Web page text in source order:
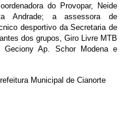
do Provopar, Neide
Andrade; a assessora de
desportivo da Secretaria de
dos grupos, Giro Livre MTB
Geciony Ap. Schor Modena e
Municipal de Cianorte